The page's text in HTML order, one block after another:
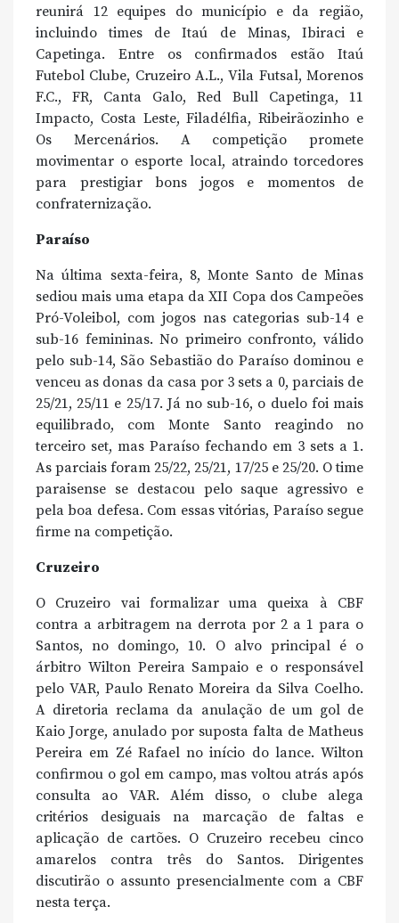
reunirá 12 equipes do município e da região,
incluindo times de Itaú de Minas, Ibiraci e
Capetinga. Entre os confirmados estão Itaú
Futebol Clube, Cruzeiro A.L., Vila Futsal, Morenos
F.C., FR, Canta Galo, Red Bull Capetinga, 11
Impacto, Costa Leste, Filadélfia, Ribeirãozinho e
Os Mercenários. A competição promete
movimentar o esporte local, atraindo torcedores
para prestigiar bons jogos e momentos de
confraternização.
Paraíso
Na última sexta-feira, 8, Monte Santo de Minas
sediou mais uma etapa da XII Copa dos Campeões
Pró-Voleibol, com jogos nas categorias sub-14 e
sub-16 femininas. No primeiro confronto, válido
pelo sub-14, São Sebastião do Paraíso dominou e
venceu as donas da casa por 3 sets a 0, parciais de
25/21, 25/11 e 25/17. Já no sub-16, o duelo foi mais
equilibrado, com Monte Santo reagindo no
terceiro set, mas Paraíso fechando em 3 sets a 1.
As parciais foram 25/22, 25/21, 17/25 e 25/20. O time
paraisense se destacou pelo saque agressivo e
pela boa defesa. Com essas vitórias, Paraíso segue
firme na competição.
Cruzeiro
O Cruzeiro vai formalizar uma queixa à CBF
contra a arbitragem na derrota por 2 a 1 para o
Santos, no domingo, 10. O alvo principal é o
árbitro Wilton Pereira Sampaio e o responsável
pelo VAR, Paulo Renato Moreira da Silva Coelho.
A diretoria reclama da anulação de um gol de
Kaio Jorge, anulado por suposta falta de Matheus
Pereira em Zé Rafael no início do lance. Wilton
confirmou o gol em campo, mas voltou atrás após
consulta ao VAR. Além disso, o clube alega
critérios desiguais na marcação de faltas e
aplicação de cartões. O Cruzeiro recebeu cinco
amarelos contra três do Santos. Dirigentes
discutirão o assunto presencialmente com a CBF
nesta terça.